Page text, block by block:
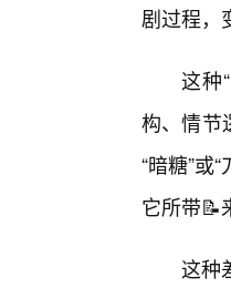
剧过程，
这种
构、情节
“暗糖”或
它所带📝
这种